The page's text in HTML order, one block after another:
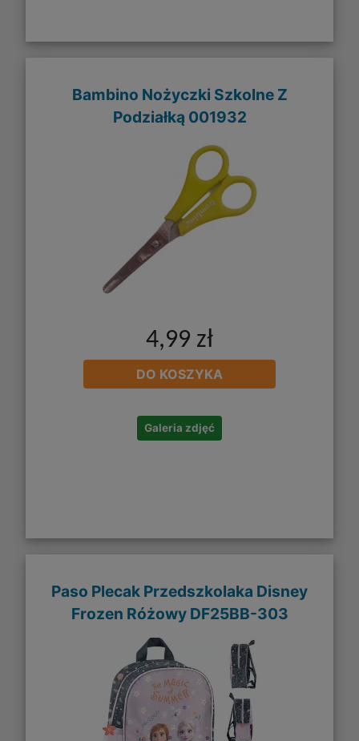
Bambino Nożyczki Szkolne Z
Podziałką 001932
4,99 zł
DO KOSZYKA
Galeria zdjęć
Paso Plecak Przedszkolaka Disney
Frozen Różowy DF25BB-303